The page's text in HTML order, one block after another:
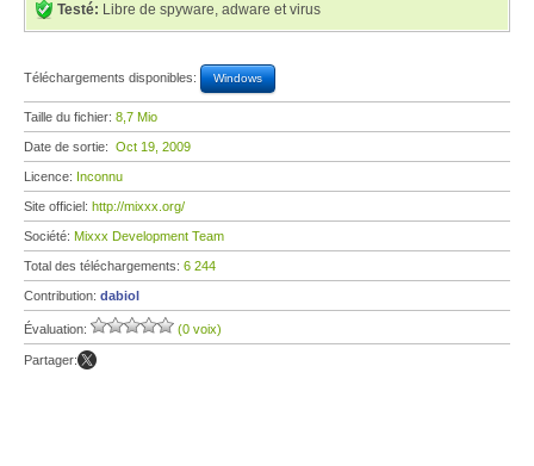
Testé: Libre de spyware, adware et virus
Téléchargements disponibles: Windows
Taille du fichier: 8,7 Mio
Date de sortie: Oct 19, 2009
Licence: Inconnu
Site officiel: http://mixxx.org/
Société: Mixxx Development Team
Total des téléchargements: 6 244
Contribution: dabiol
Évaluation: (0 voix)
Partager: